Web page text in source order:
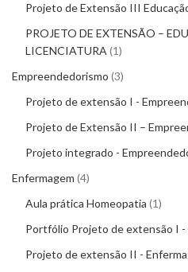
Projeto de Extensão III
PROJETO DE EXTENSÃO –
LICENCIATURA 1
Empreendedorismo 3
Projeto de extensão I -
Projeto de Extensão II –
Projeto integrado -
Enfermagem 4
Aula prática Homeopatia 1
Portfólio Projeto de extensão I -
Projeto de extensão II -